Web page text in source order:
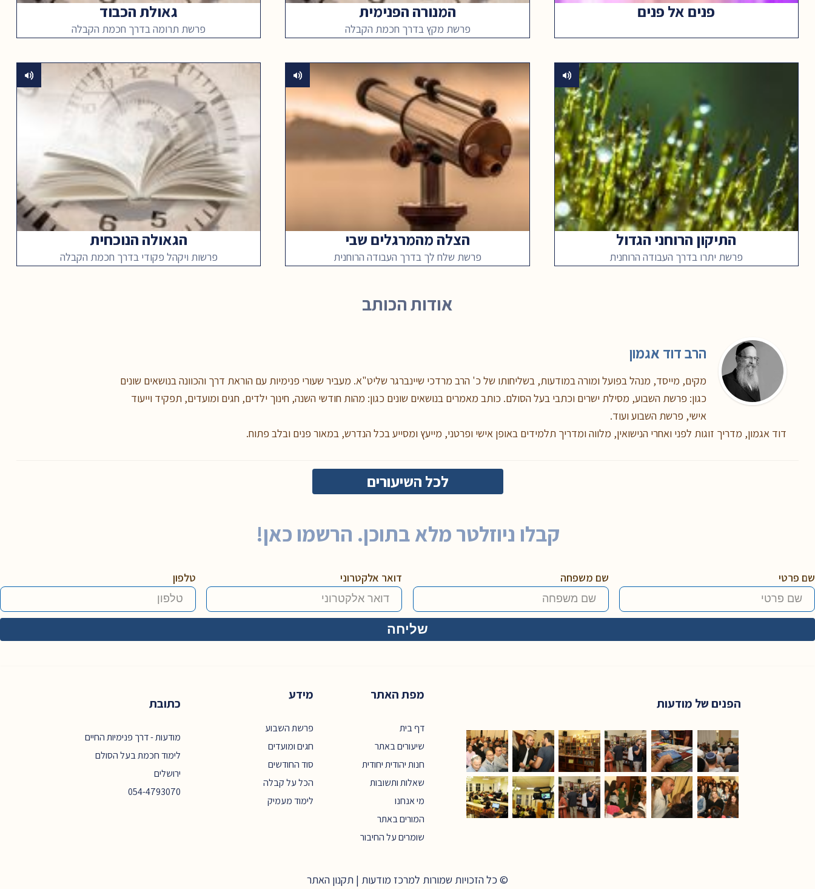
פנים אל פנים המנורה הפנימית
פרשת מקץ בדרך חכמת הקבלה
גאולת הכבוד
פרשת תרומה בדרך חכמת הקבלה
התיקון הרוחני הגדול
פרשת יתרו בדרך העבודה הרוחנית
הצלה מהמרגלים שבי
פרשת שלח לך בדרך העבודה הרוחנית
הגאולה הנוכחית
פרשות ויקהל פקודי בדרך חכמת הקבלה
אודות הכותב
הרב דוד אגמון
מקים, מייסד, מנהל בפועל ומורה במודעות, בשליחותו של כ' הרב מרדכי שיינברגר שליט"א. מעביר שעורי פנימיות עם הוראת דרך והכוונה בנושאים שונים
כגון: פרשת השבוע, מסילת ישרים וכתבי בעל הסולם. כותב מאמרים בנושאים שונים כגון: מהות חודשי השנה, חינוך ילדים, חגים ומועדים, תפקיד וייעוד
אישי, פרשת השבוע ועוד.
דוד אגמון, מדריך זוגות לפני ואחרי הנישואין, מלווה ומדריך תלמידים באופן אישי ופרטני, מייעץ ומסייע בכל הנדרש, במאור פנים ובלב פתוח.
לכל השיעורים
קבלו ניוזלטר מלא בתוכן. הרשמו כאן!
שם פרטי שם משפחה דואר אלקטרוני טלפון
כתובת
מודעות - דרך פנימיות החיים
לימוד חכמת בעל הסולם
ירושלים
054-4793070
מפת האתר
דף בית
שיעורים באתר
חנות יהודית יחודית
שאלות ותשובות
מי אנחנו
המורים באתר
שומרים על החיבור
מידע
פרשת השבוע
חגים ומועדים
סוד החודשים
הכל על קבלה
לימוד מעמיק
הפנים של מודעות
© כל הזכויות שמורות למרכז מודעות | תקנון האתר